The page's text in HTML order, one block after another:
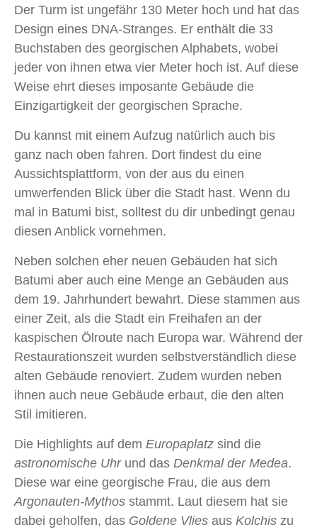
Der Turm ist ungefähr 130 Meter hoch und hat das
Design eines DNA-Stranges. Er enthält die 33
Buchstaben des georgischen Alphabets, wobei
jeder von ihnen etwa vier Meter hoch ist. Auf diese
Weise ehrt dieses imposante Gebäude die
Einzigartigkeit der georgischen Sprache.
Du kannst mit einem Aufzug natürlich auch bis
ganz nach oben fahren. Dort findest du eine
Aussichtsplattform, von der aus du einen
umwerfenden Blick über die Stadt hast. Wenn du
mal in Batumi bist, solltest du dir unbedingt genau
diesen Anblick vornehmen.
Neben solchen eher neuen Gebäuden hat sich
Batumi aber auch eine Menge an Gebäuden aus
dem 19. Jahrhundert bewahrt. Diese stammen aus
einer Zeit, als die Stadt ein Freihafen an der
kaspischen Ölroute nach Europa war. Während der
Restaurationszeit wurden selbstverständlich diese
alten Gebäude renoviert. Zudem wurden neben
ihnen auch neue Gebäude erbaut, die den alten
Stil imitieren.
Die Highlights auf dem Europaplatz sind die
astronomische Uhrund das Denkmal der Medea.
Diese war eine georgische Frau, die aus dem
Argonauten-Mythos stammt. Laut diesem hat sie
dabei geholfen, das Goldene Vlies aus Kolchis zu